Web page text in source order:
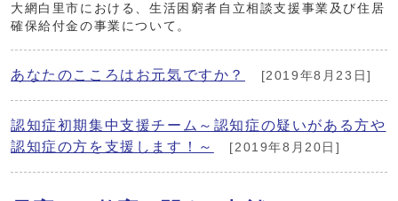
大網白里市における、生活困窮者自立相談支援事業及び住居
確保給付金の事業について。
あなたのこころはお元気ですか？ [2019年8月23日]
認知症初期集中支援チーム～認知症の疑いがある方や
認知症の方を支援します！～
[2019年8月20日]